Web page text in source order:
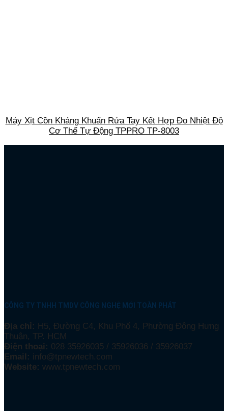
Máy Xịt Cồn Kháng Khuẩn Rửa Tay Kết Hợp Đo Nhiệt Độ
Cơ Thể Tự Động TPPRO TP-8003
CÔNG TY TNHH TMDV CÔNG NGHỆ MỚI TOÀN PHÁT
Địa chỉ: H5, Đường C4, Khu Phố 4, Phường Đông Hưng
Thuận, TP. HCM
Điện thoại: 028 35926035 / 35926036 / 35926037
Email: info@tpnewtech.com
Website: www.tpnewtech.com